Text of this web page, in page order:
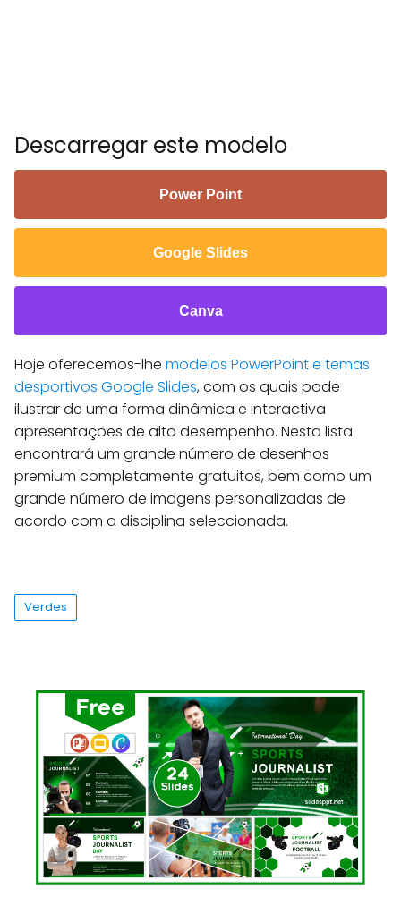
Descarregar este modelo
Power Point
Google Slides
Canva
Hoje oferecemos-lhe modelos PowerPoint e temas
desportivos Google Slides, com os quais pode
ilustrar de uma forma dinâmica e interactiva
apresentações de alto desempenho. Nesta lista
encontrará um grande número de desenhos
premium completamente gratuitos, bem como um
grande número de imagens personalizadas de
acordo com a disciplina seleccionada.
Verdes